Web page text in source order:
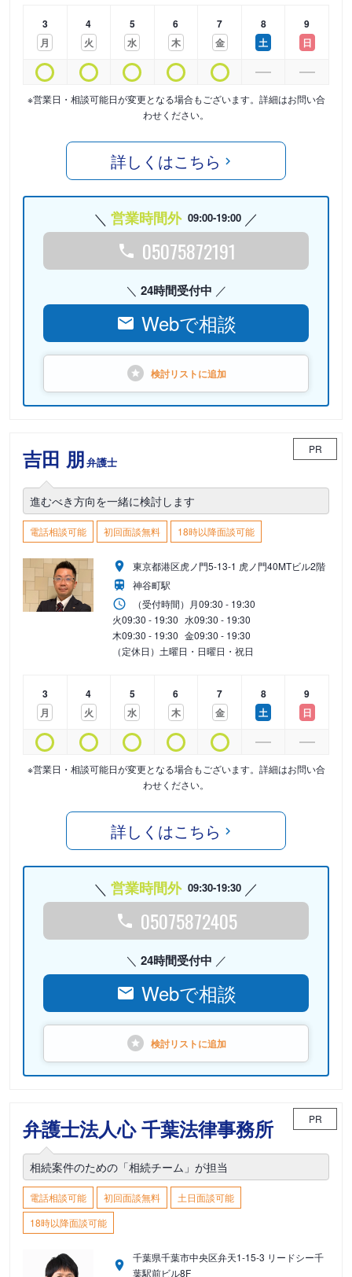
3
月
4
火
5
水
6
木
7
金
8
土
9
日
※営業日・相談可能日が変更となる場合もございます。詳細はお問い合
わせください。
詳しくはこちら
営業時間外 09:00-19:00
05075872191
24時間受付中
Webで相談
検討リストに追加
吉田 朋弁護士
PR
進むべき方向を一緒に検討します
電話相談可能 初回面談無料 18時以降面談可能
東京都港区虎ノ門5-13-1 虎ノ門40MTビル2階
神谷町駅
（受付時間） 月09:30 - 19:30
火09:30 - 19:30 水09:30 - 19:30
木09:30 - 19:30 金09:30 - 19:30
（定休日）土曜日・日曜日・祝日
3
月
4
火
5
水
6
木
7
金
8
土
9
日
※営業日・相談可能日が変更となる場合もございます。詳細はお問い合
わせください。
詳しくはこちら
営業時間外 09:30-19:30
05075872405
24時間受付中
Webで相談
検討リストに追加
弁護士法人心 千葉法律事務所 PR
相続案件のための「相続チーム」が担当
電話相談可能 初回面談無料
土日面談可能
18時以降面談可能
千葉県千葉市中央区弁天1-15-3 リードシー千
葉駅前ビル8F